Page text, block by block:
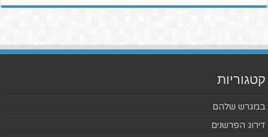
קטגוריות
במגרש שלהם
דירוג הפרשנים